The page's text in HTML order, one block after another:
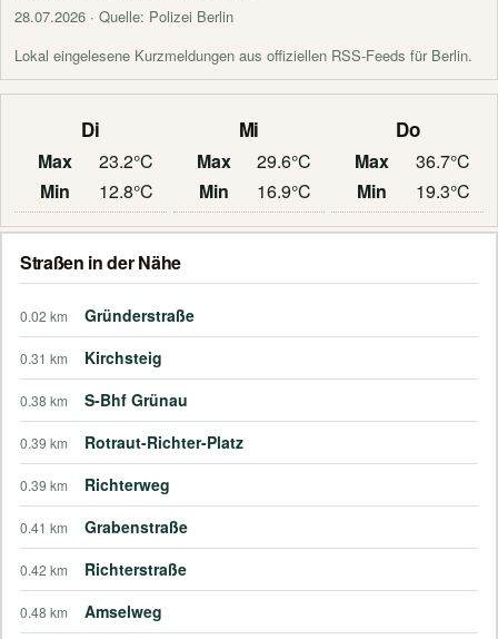
28.07.2026 · Quelle: Polizei Berlin
Lokal eingelesene Kurzmeldungen aus offiziellen RSS-Feeds für Berlin.
Di
Max
23.2°C
Min
12.8°C
Mi
Max
29.6°C
Min
16.9°C
Do
Max
36.7°C
Min
19.3°C
Straßen in der Nähe
0.02 km Gründerstraße
0.31 km Kirchsteig
0.38 km S-Bhf Grünau
0.39 km Rotraut-Richter-Platz
0.39 km Richterweg
0.41 km Grabenstraße
0.42 km Richterstraße
0.48 km Amselweg